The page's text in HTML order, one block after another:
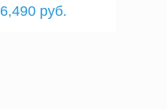
6,490 руб.